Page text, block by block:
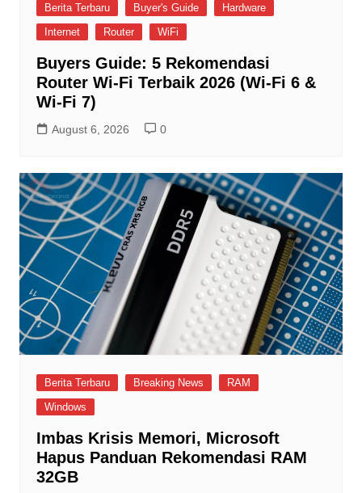
Berita Terbaru Buyer's Guide
Hardware
Internet
Router WiFi
Buyers Guide: 5 Rekomendasi
Router Wi-Fi Terbaik 2026 (Wi-Fi 6 &
Wi-Fi 7)
August 6, 2026 0
Berita Terbaru Breaking News
RAM
Windows
Imbas Krisis Memori, Microsoft
Hapus Panduan Rekomendasi RAM
32GB